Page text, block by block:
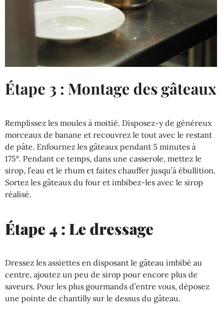
Étape 3 : Montage des gâteaux
Remplissez les moules à moitié. Disposez-y de généreux
morceaux de banane et recouvrez le tout avec le restant
de pâte. Enfournez les gâteaux pendant 5 minutes à
175°. Pendant ce temps, dans une casserole, mettez le
sirop, l’eau et le rhum et faites chauffer jusqu’à ébullition.
Sortez les gâteaux du four et imbibez-les avec le sirop
réalisé.
Étape 4 : Le dressage
Dressez les assiettes en disposant le gâteau imbibé au
centre, ajoutez un peu de sirop pour encore plus de
saveurs. Pour les plus gourmands d’entre vous, déposez
une pointe de chantilly sur le dessus du gâteau.